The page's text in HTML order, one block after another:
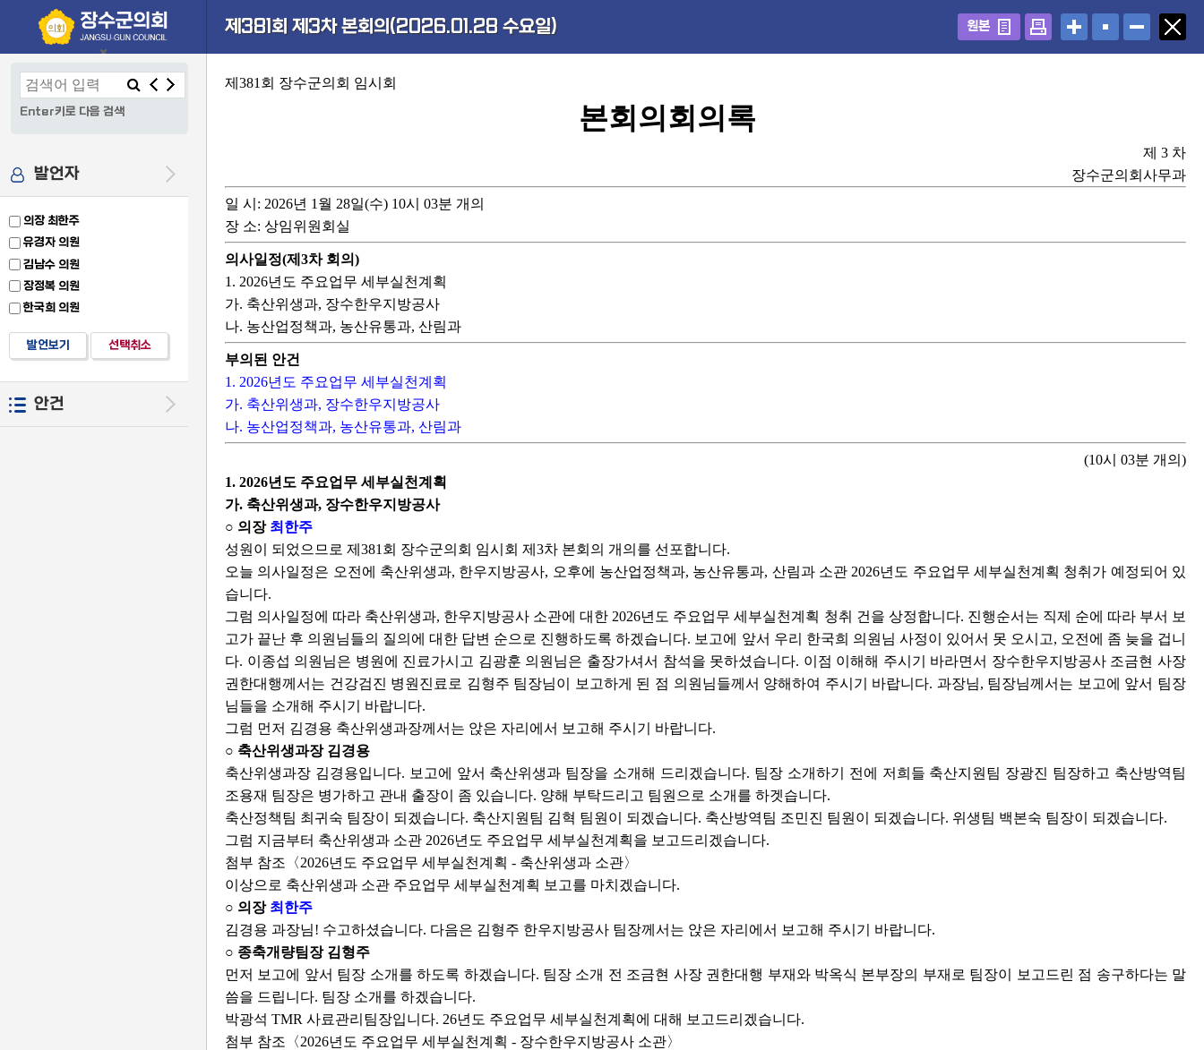
본문으로 바로가기
기능메뉴 메뉴 바로가기
설정메뉴 메뉴 바로가기
제381회 제3차 본회의(2026.01.28 수요일) 원본
×
Enter키로 다음 검색
발언자
의장 최한주
유경자 의원
김남수 의원
장정복 의원
한국희 의원
발언보기 선택취소
안건
제381회 장수군의회 임시회
본회의회의록
제 3 차
장수군의회사무과
일 시 : 2026년 1월 28일(수) 10시 03분 개의
장 소: 상임위원회실
의사일정(제3차 회의)
1. 2026년도 주요업무 세부실천계획
가. 축산위생과, 장수한우지방공사
나. 농산업정책과, 농산유통과, 산림과
부의된 안건
1. 2026년도 주요업무 세부실천계획
가. 축산위생과, 장수한우지방공사
나. 농산업정책과, 농산유통과, 산림과
(10시 03분 개의)
1. 2026년도 주요업무 세부실천계획
가. 축산위생과, 장수한우지방공사
○ 의장 최한주
성원이 되었으므로 제381회 장수군의회 임시회 제3차 본회의 개의를 선포합니다.
오늘 의사일정은 오전에 축산위생과, 한우지방공사, 오후에 농산업정책과, 농산유통과, 산림과 소관 2026년도 주요업무 세부실천계획 청취가 예정되어 있
습니다.
그럼 의사일정에 따라 축산위생과, 한우지방공사 소관에 대한 2026년도 주요업무 세부실천계획 청취 건을 상정합니다. 진행순서는 직제 순에 따라 부서 보
고가 끝난 후 의원님들의 질의에 대한 답변 순으로 진행하도록 하겠습니다. 보고에 앞서 우리 한국희 의원님 사정이 있어서 못 오시고, 오전에 좀 늦을 겁니
다. 이종섭 의원님은 병원에 진료가시고 김광훈 의원님은 출장가셔서 참석을 못하셨습니다. 이점 이해해 주시기 바라면서 장수한우지방공사 조금현 사장
권한대행께서는 건강검진 병원진료로 김형주 팀장님이 보고하게 된 점 의원님들께서 양해하여 주시기 바랍니다. 과장님, 팀장님께서는 보고에 앞서 팀장
님들을 소개해 주시기 바랍니다.
그럼 먼저 김경용 축산위생과장께서는 앉은 자리에서 보고해 주시기 바랍니다.
○ 축산위생과장 김경용
축산위생과장 김경용입니다. 보고에 앞서 축산위생과 팀장을 소개해 드리겠습니다. 팀장 소개하기 전에 저희들 축산지원팀 장광진 팀장하고 축산방역팀
조용재 팀장은 병가하고 관내 출장이 좀 있습니다. 양해 부탁드리고 팀원으로 소개를 하겟습니다.
축산정책팀 최귀숙 팀장이 되겠습니다. 축산지원팀 김혁 팀원이 되겠습니다. 축산방역팀 조민진 팀원이 되겠습니다. 위생팀 백본숙 팀장이 되겠습니다.
그럼 지금부터 축산위생과 소관 2026년도 주요업무 세부실천계획을 보고드리겠습니다.
첨부 참조〈2026년도 주요업무 세부실천계획 - 축산위생과 소관〉
이상으로 축산위생과 소관 주요업무 세부실천계획 보고를 마치겠습니다.
○ 의장 최한주
김경용 과장님! 수고하셨습니다. 다음은 김형주 한우지방공사 팀장께서는 앉은 자리에서 보고해 주시기 바랍니다.
○ 종축개량팀장 김형주
먼저 보고에 앞서 팀장 소개를 하도록 하겠습니다. 팀장 소개 전 조금현 사장 권한대행 부재와 박옥식 본부장의 부재로 팀장이 보고드린 점 송구하다는 말
씀을 드립니다. 팀장 소개를 하겠습니다.
박광석 TMR 사료관리팀장입니다. 26년도 주요업무 세부실천계획에 대해 보고드리겠습니다.
첨부 참조〈2026년도 주요업무 세부실천계획 - 장수한우지방공사 소관〉